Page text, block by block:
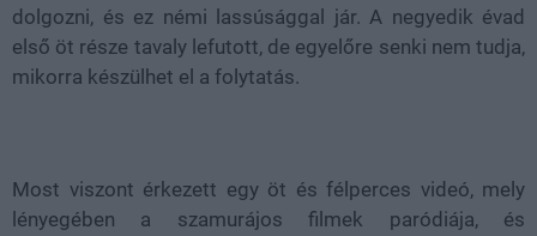
dolgozni, és ez némi lassúsággal jár. A negyedik évad
első öt része tavaly lefutott, de egyelőre senki nem tudja,
mikorra készülhet el a folytatás.
Most viszont érkezett egy öt és félperces videó, mely
lényegében a szamurájos filmek paródiája, és